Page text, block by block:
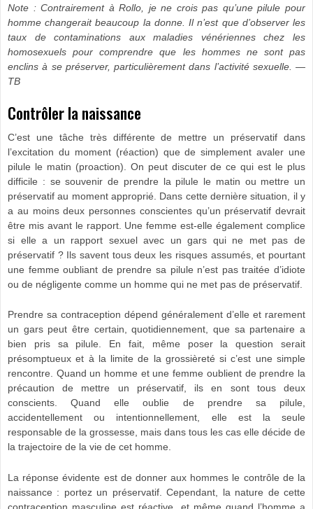
Note : Contrairement à Rollo, je ne crois pas qu’une pilule pour
homme changerait beaucoup la donne. Il n’est que d’observer les
taux de contaminations aux maladies vénériennes chez les
homosexuels pour comprendre que les hommes ne sont pas
enclins à se préserver, particulièrement dans l’activité sexuelle. —
TB
Contrôler la naissance
C’est une tâche très différente de mettre un préservatif dans
l’excitation du moment (réaction) que de simplement avaler une
pilule le matin (proaction). On peut discuter de ce qui est le plus
difficile : se souvenir de prendre la pilule le matin ou mettre un
préservatif au moment approprié. Dans cette dernière situation, il y
a au moins deux personnes conscientes qu’un préservatif devrait
être mis avant le rapport. Une femme est-elle également complice
si elle a un rapport sexuel avec un gars qui ne met pas de
préservatif ? Ils savent tous deux les risques assumés, et pourtant
une femme oubliant de prendre sa pilule n’est pas traitée d’idiote
ou de négligente comme un homme qui ne met pas de préservatif.
Prendre sa contraception dépend généralement d’elle et rarement
un gars peut être certain, quotidiennement, que sa partenaire a
bien pris sa pilule. En fait, même poser la question serait
présomptueux et à la limite de la grossièreté si c’est une simple
rencontre. Quand un homme et une femme oublient de prendre la
précaution de mettre un préservatif, ils en sont tous deux
conscients. Quand elle oublie de prendre sa pilule,
accidentellement ou intentionnellement, elle est la seule
responsable de la grossesse, mais dans tous les cas elle décide de
la trajectoire de la vie de cet homme.
La réponse évidente est de donner aux hommes le contrôle de la
naissance : portez un préservatif. Cependant, la nature de cette
contraception masculine est réactive, et même quand l’homme a